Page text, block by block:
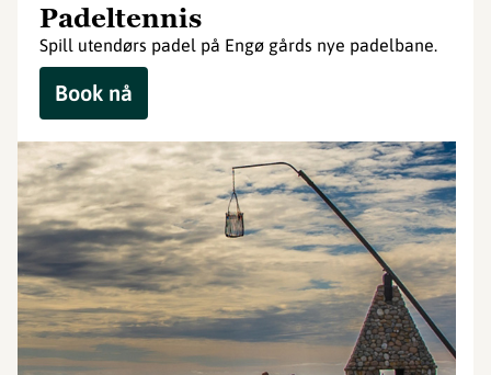
Padeltennis
Spill utendørs padel på Engø gårds nye padelbane.
Book nå